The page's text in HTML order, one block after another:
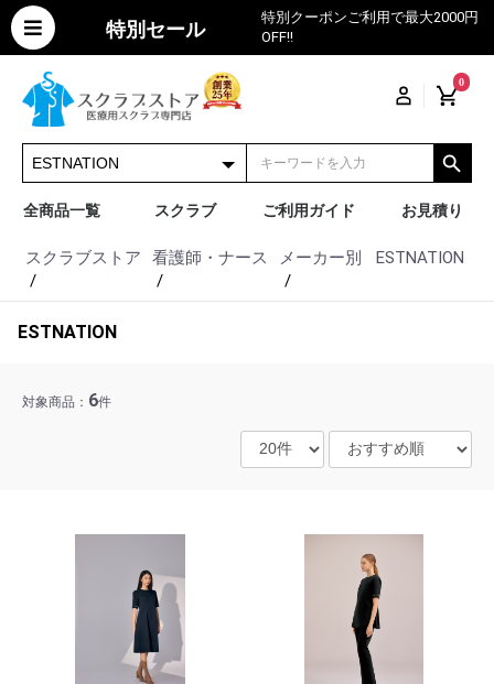
特別セール
特別クーポンご利用で最大2000円
OFF!!
0
全商品一覧 スクラブ ご利用ガイド お見積り
スクラブストア 看護師・ナース メーカー別 ESTNATION
ESTNATION
対象商品： 6件